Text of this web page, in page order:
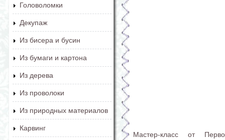
Головоломки
Декупаж
Из бисера и бусин
Из бумаги и картона
Из дерева
Из проволоки
Из природных материалов
Карвинг
Мастер-класс от